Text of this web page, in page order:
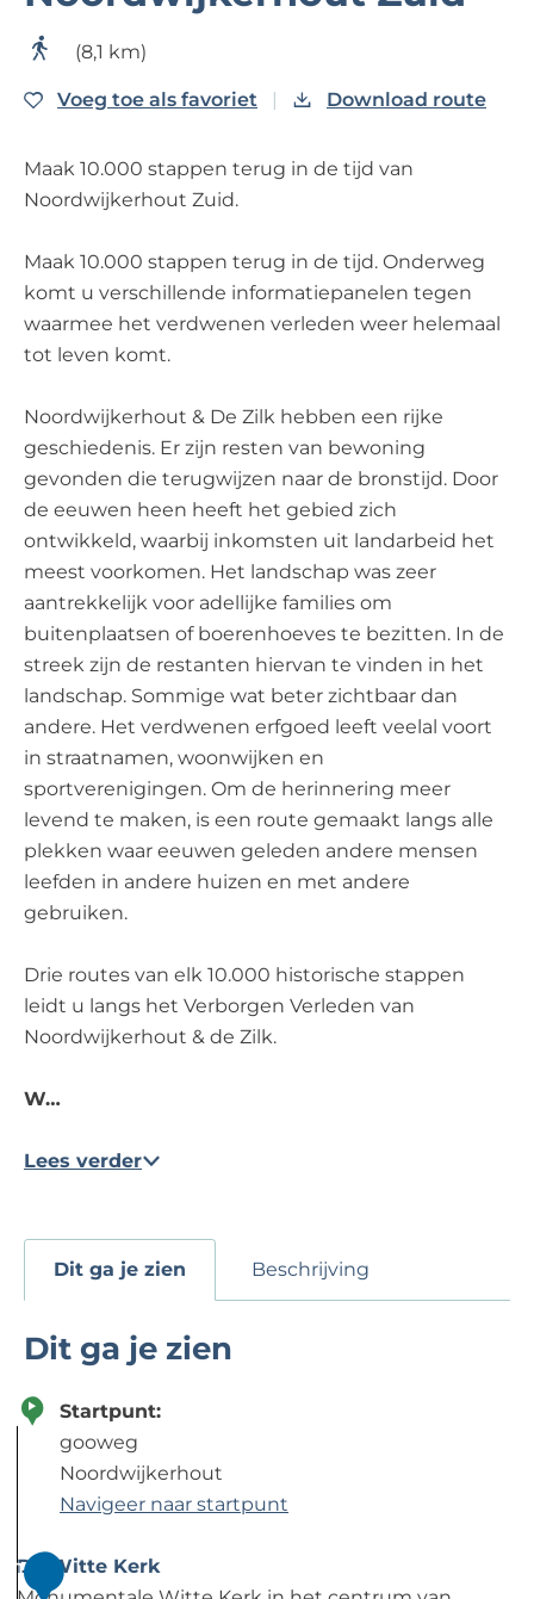
(8,1 km)
Voeg toe als favoriet Voeg toe als favoriet
Download route
Maak 10.000 stappen terug in de tijd van
Noordwijkerhout Zuid.
Maak 10.000 stappen terug in de tijd. Onderweg
komt u verschillende informatiepanelen tegen
waarmee het verdwenen verleden weer helemaal
tot leven komt.
Noordwijkerhout & De Zilk hebben een rijke
geschiedenis. Er zijn resten van bewoning
gevonden die terugwijzen naar de bronstijd. Door
de eeuwen heen heeft het gebied zich
ontwikkeld, waarbij inkomsten uit landarbeid het
meest voorkomen. Het landschap was zeer
aantrekkelijk voor adellijke families om
buitenplaatsen of boerenhoeves te bezitten. In de
streek zijn de restanten hiervan te vinden in het
landschap. Sommige wat beter zichtbaar dan
andere. Het verdwenen erfgoed leeft veelal voort
in straatnamen, woonwijken en
sportverenigingen. Om de herinnering meer
levend te maken, is een route gemaakt langs alle
plekken waar eeuwen geleden andere mensen
leefden in andere huizen en met andere
gebruiken.
Drie routes van elk 10.000 historische stappen
leidt u langs het Verborgen Verleden van
Noordwijkerhout & de Zilk.
W…
Lees verder
Dit ga je zien Beschrijving
Dit ga je zien
Startpunt:
gooweg
Noordwijkerhout
Navigeer naar startpunt
1
De Witte Kerk